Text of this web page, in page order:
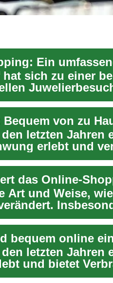
sich zu einer
letzten Jahren
erlebt und
Art und Weise,
bequem online
letzten Jahren
und bietet